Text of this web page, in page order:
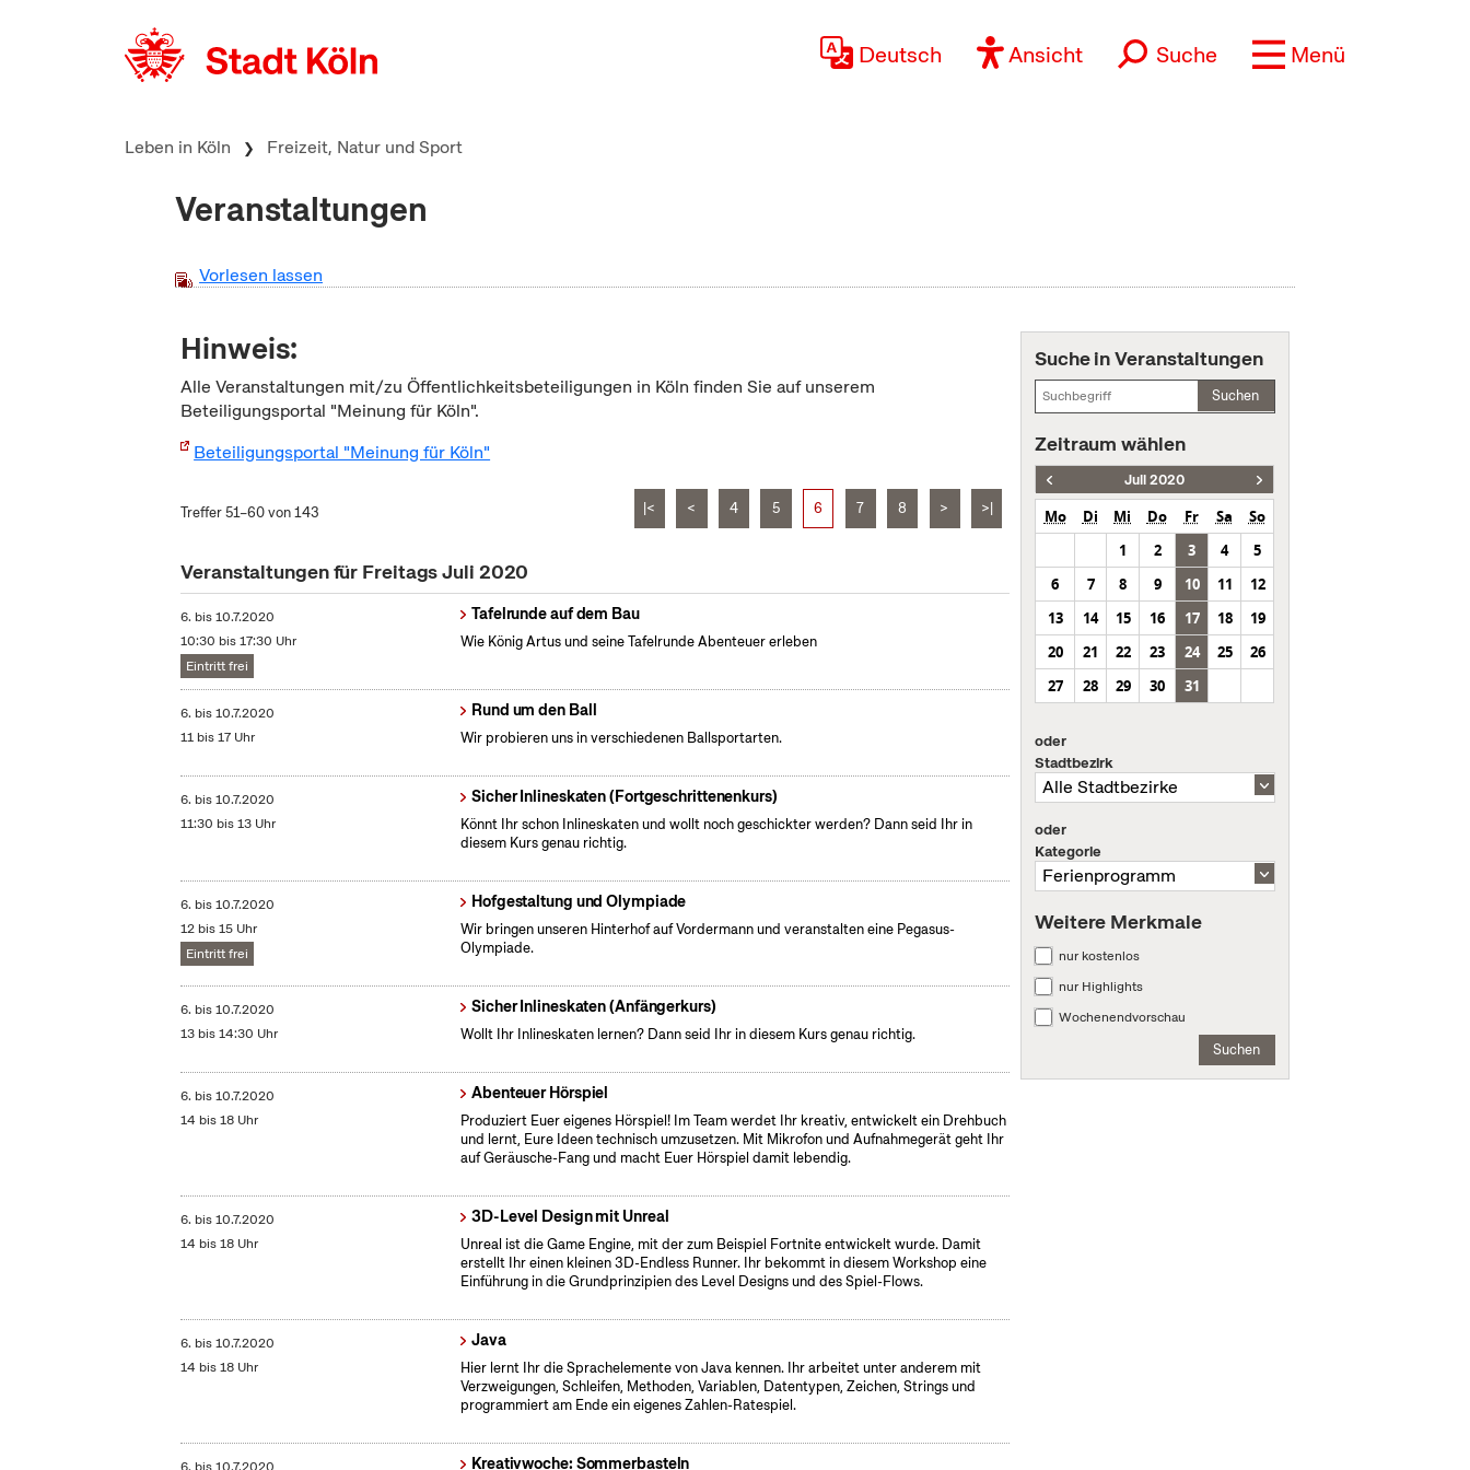
Deutsch Ansicht Suche Menü
Leben in Köln Freizeit, Natur und Sport
Veranstaltungen
Vorlesen lassen
Hinweis:
Alle Veranstaltungen mit/zu Öffentlichkeitsbeteiligungen in Köln finden Sie auf unserem
Beteiligungsportal "Meinung für Köln".
Beteiligungsportal "Meinung für Köln"
Treffer 51–60 von 143 |< < 4 5 6 7 8 > >|
Veranstaltungen für Freitags Juli 2020
6. bis10.7.2020
10:30 bis 17:30 Uhr
Eintritt frei
Tafelrunde auf dem Bau
Wie König Artus und seine Tafelrunde Abenteuer erleben
6. bis10.7.2020
11 bis 17 Uhr
Rund um den Ball
Wir probieren uns in verschiedenen Ballsportarten.
6. bis10.7.2020
11:30 bis 13 Uhr
Sicher Inlineskaten (Fortgeschrittenenkurs)
Könnt Ihr schon Inlineskaten und wollt noch geschickter werden? Dann seid Ihr in
diesem Kurs genau richtig.
6. bis10.7.2020
12 bis 15 Uhr
Eintritt frei
Hofgestaltung und Olympiade
Wir bringen unseren Hinterhof auf Vordermann und veranstalten eine Pegasus-
Olympiade.
6. bis10.7.2020
13 bis 14:30 Uhr
Sicher Inlineskaten (Anfängerkurs)
Wollt Ihr Inlineskaten lernen? Dann seid Ihr in diesem Kurs genau richtig.
6. bis10.7.2020
14 bis 18 Uhr
Abenteuer Hörspiel
Produziert Euer eigenes Hörspiel! Im Team werdet Ihr kreativ, entwickelt ein Drehbuch
und lernt, Eure Ideen technisch umzusetzen. Mit Mikrofon und Aufnahmegerät geht Ihr
auf Geräusche-Fang und macht Euer Hörspiel damit lebendig.
6. bis10.7.2020
14 bis 18 Uhr
3D-Level Design mit Unreal
Unreal ist die Game Engine, mit der zum Beispiel Fortnite entwickelt wurde. Damit
erstellt Ihr einen kleinen 3D-Endless Runner. Ihr bekommt in diesem Workshop eine
Einführung in die Grundprinzipien des Level Designs und des Spiel-Flows.
6. bis10.7.2020
14 bis 18 Uhr
Java
Hier lernt Ihr die Sprachelemente von Java kennen. Ihr arbeitet unter anderem mit
Verzweigungen, Schleifen, Methoden, Variablen, Datentypen, Zeichen, Strings und
programmiert am Ende ein eigenes Zahlen-Ratespiel.
Kreativwoche: Sommerbasteln
Suche in Veranstaltungen
Suchen
Zeitraum wählen
Juli 2020
Mo Di Mi Do Fr Sa
So
1
2 3 4
5
6
7 8 9 10 11
12
13
14 15 16 17 18
19
20
21 22 23 24 25
26
27
28 29 30 31
oder
Stadtbezirk
oder
Kategorie
Weitere Merkmale
nur kostenlos
nur Highlights
Wochenendvorschau
Suchen